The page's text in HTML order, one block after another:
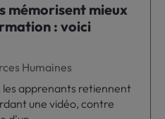
mémorisent mieux
: voici
Humaines
les apprenants retiennent
une vidéo, contre